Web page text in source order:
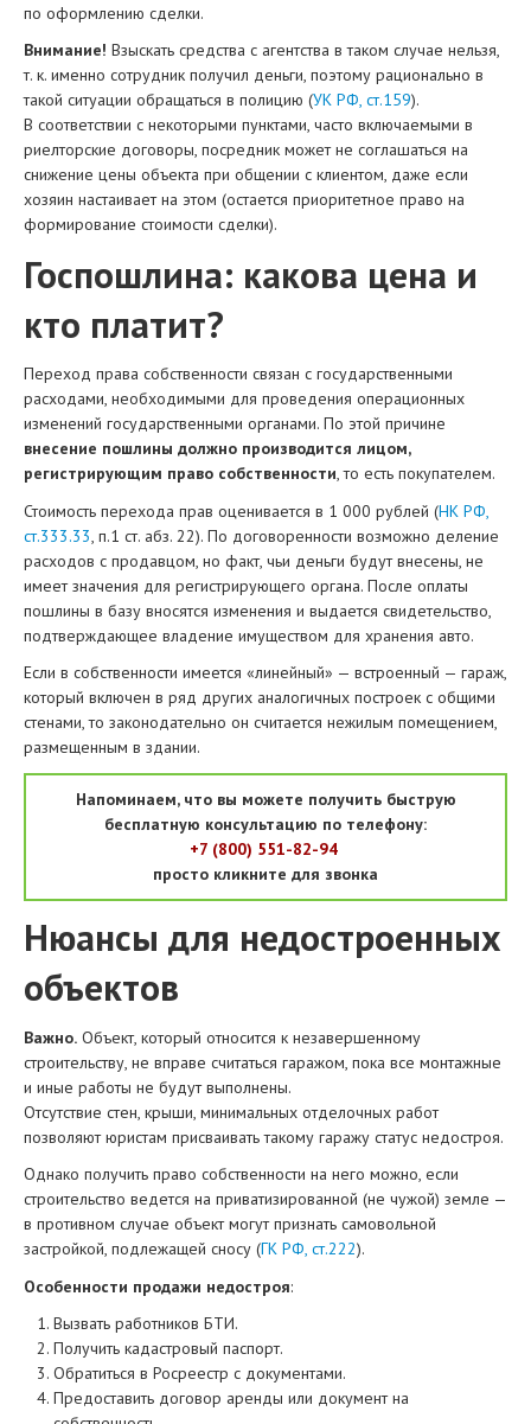
по оформлению сделки.
Внимание! Взыскать средства с агентства в таком случае нельзя,
т. к. именно сотрудник получил деньги, поэтому рационально в
такой ситуации обращаться в полицию (УК РФ, ст.159).
В соответствии с некоторыми пунктами, часто включаемыми в
риелторские договоры, посредник может не соглашаться на
снижение цены объекта при общении с клиентом, даже если
хозяин настаивает на этом (остается приоритетное право на
формирование стоимости сделки).
Госпошлина: какова цена и
кто платит?
Переход права собственности связан с государственными
расходами, необходимыми для проведения операционных
изменений государственными органами. По этой причине
внесение пошлины должно производится лицом,
регистрирующим право собственности, то есть покупателем.
Стоимость перехода прав оценивается в 1 000 рублей (НК РФ,
ст.333.33 , п.1 ст. абз. 22). По договоренности возможно деление
расходов с продавцом, но факт, чьи деньги будут внесены, не
имеет значения для регистрирующего органа. После оплаты
пошлины в базу вносятся изменения и выдается свидетельство,
подтверждающее владение имуществом для хранения авто.
Если в собственности имеется «линейный» — встроенный — гараж,
который включен в ряд других аналогичных построек с общими
стенами, то законодательно он считается нежилым помещением,
размещенным в здании.
Напоминаем, что вы можете получить быструю
бесплатную консультацию по телефону:
+7 (800) 551-82-94
просто кликните для звонка
Нюансы для недостроенных
объектов
Важно. Объект, который относится к незавершенному
строительству, не вправе считаться гаражом, пока все монтажные
и иные работы не будут выполнены.
Отсутствие стен, крыши, минимальных отделочных работ
позволяют юристам присваивать такому гаражу статус недостроя.
Однако получить право собственности на него можно, если
строительство ведется на приватизированной (не чужой) земле —
в противном случае объект могут признать самовольной
застройкой, подлежащей сносу (ГК РФ, ст.222).
Особенности продажи недостроя:
Вызвать работников БТИ.
Получить кадастровый паспорт.
Обратиться в Росреестр с документами.
Предоставить договор аренды или документ на